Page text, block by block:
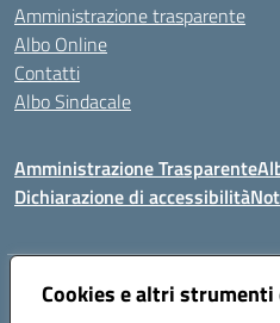
Cookies e altri
Amministrazione trasparente
Albo Online
Contatti
Albo Sindacale
Amministrazione Trasparente
Dichiarazione di accessibilità
Indirizzo:Via De Martis s.n.c. 07029